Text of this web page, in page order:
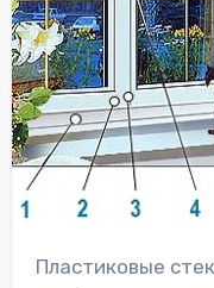
Пластиковые стеклопакеты практически не